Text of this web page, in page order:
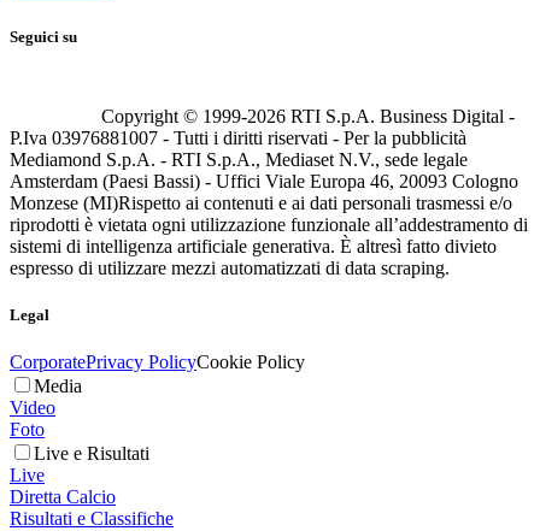
Seguici su
Copyright © 1999-2026 RTI S.p.A. Business Digital -
P.Iva 03976881007 - Tutti i diritti riservati - Per la pubblicità
Mediamond S.p.A. - RTI S.p.A., Mediaset N.V., sede legale
Amsterdam (Paesi Bassi) - Uffici Viale Europa 46, 20093 Cologno
Monzese (MI)Rispetto ai contenuti e ai dati personali trasmessi e/o
riprodotti è vietata ogni utilizzazione funzionale all’addestramento di
sistemi di intelligenza artificiale generativa. È altresì fatto divieto
espresso di utilizzare mezzi automatizzati di data scraping.
Legal
CorporatePrivacy PolicyCookie Policy
Media
Video
Foto
Live e Risultati
Live
Diretta Calcio
Risultati e Classifiche